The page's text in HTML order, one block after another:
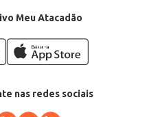
Meu Atacadão
nas redes sociais